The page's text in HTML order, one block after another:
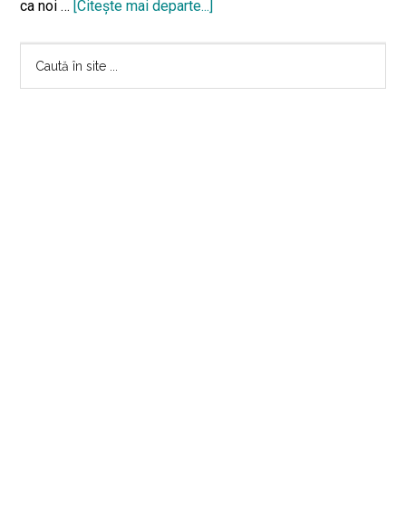
ca noi … [Citeşte mai departe...]
Bara
principală